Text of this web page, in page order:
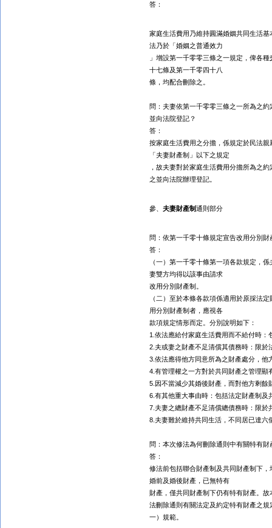
答：
家庭生活費用乃維持圓滿婚姻共同生活
法乃於「婚姻之普通效力
」增設第一千零零三條之一規定，俾各種
十七條及第一千零四十八
條，均配合刪除之。
問： 夫妻依第一千零零三條之一所為之
並向法院登記？
答：
按家庭生活費用之分擔，係規定於民法
「夫妻財產制」以下之規定
，故夫妻對於家庭生活費用分擔所為之
之並向法院辦理登記。
參、 夫妻財產制通則部分
問：依第一千零十條規定宣告改用分別
答：
（一）第一千零十條第一項各款規定，
妻雙方均得以該事由請求
改用分別財產制。
（二）至於本條各款項係適用於原採法
用分別財產制者，應視各
款項規定情形而定。分別說明如下：
1.依法應給付家庭生活費用而不給付時
2.夫或妻之財產不足清償其債務時：限於
3.依法應得他方同意所為之 財產處分，他
4.有管理權之一方對於共同財產之管理
5.因不當減少其婚後財產，而對他方剩餘
6.有其他重大事由時：包括法定財產制及
7.夫妻之總財產不足清償總債務時：限於
8.夫妻難於維持共同生活，不同居已達
問：本次修法為何刪除通則中有關特有財
答：
修法前包括聯合財產制及共同財產制下
婚前及婚後財產，已無特有
財產，僅共同財產制下仍有特有財產。故
法刪除通則有關法定及約定特有財產之
一）規範。